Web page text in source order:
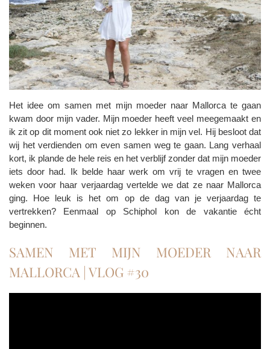
Het idee om samen met mijn moeder naar Mallorca te gaan
kwam door mijn vader. Mijn moeder heeft veel meegemaakt en
ik zit op dit moment ook niet zo lekker in mijn vel. Hij besloot dat
wij het verdienden om even samen weg te gaan. Lang verhaal
kort, ik plande de hele reis en het verblijf zonder dat mijn moeder
iets door had. Ik belde haar werk om vrij te vragen en twee
weken voor haar verjaardag vertelde we dat ze naar Mallorca
ging. Hoe leuk is het om op de dag van je verjaardag te
vertrekken? Eenmaal op Schiphol kon de vakantie écht
beginnen.
SAMEN MET MIJN MOEDER NAAR
MALLORCA | VLOG #30